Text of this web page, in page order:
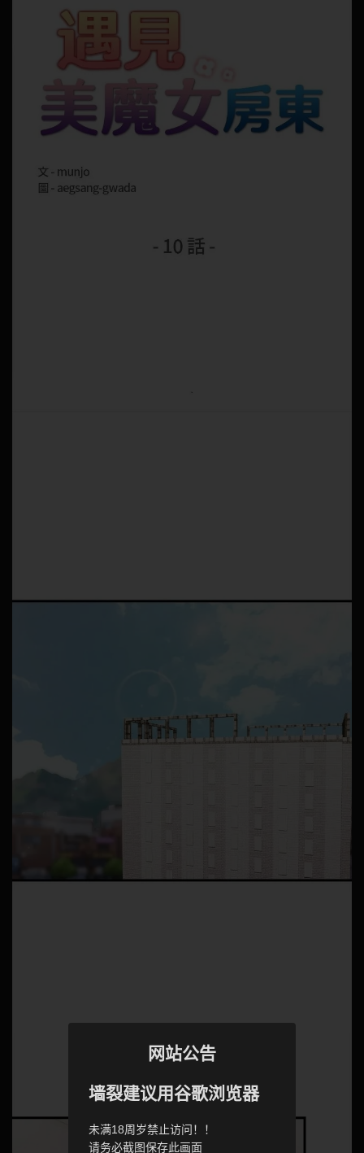
网站公告
墙裂建议用谷歌浏览器
未满18周岁禁止访问！！
请务必截图保存此画面